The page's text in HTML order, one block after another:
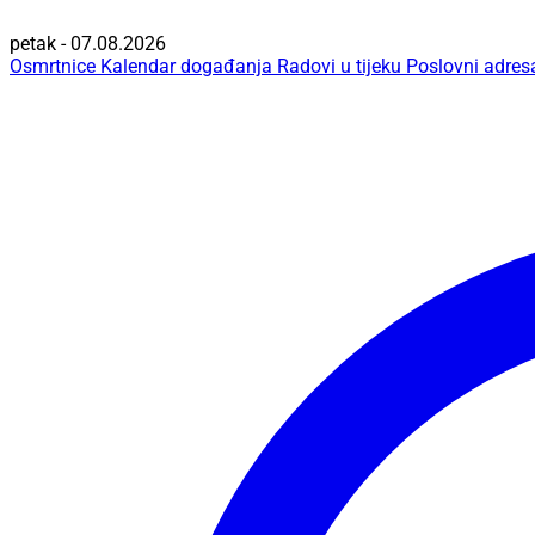
petak - 07.08.2026
Osmrtnice Kalendar događanja Radovi u tijeku Poslovni